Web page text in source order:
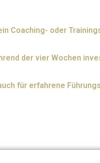
Coaching- oder
der vier Wochen
für erfahrene